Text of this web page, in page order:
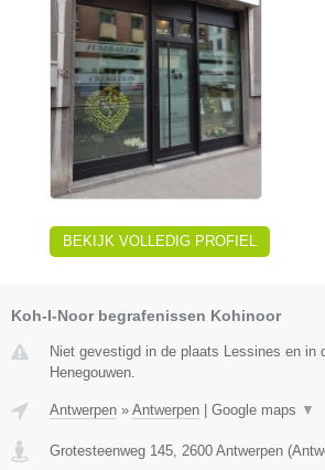
BEKIJK VOLLEDIG PROFIEL
Koh-I-Noor begrafenissen Kohinoor
Niet gevestigd in de plaats Lessines en in
Henegouwen.
Antwerpen » Antwerpen Google maps ▼
Grotesteenweg 145, 2600 Antwerpen (